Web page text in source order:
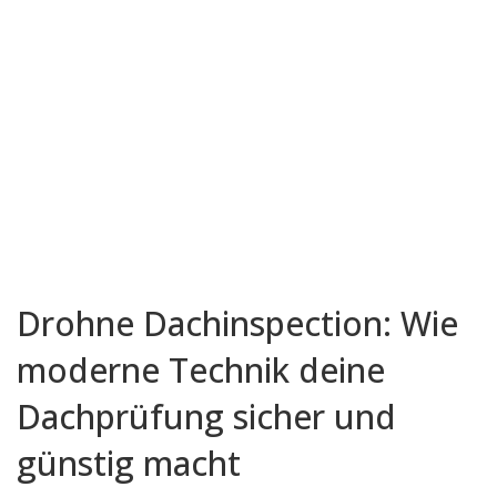
Drohne Dachinspection: Wie
moderne Technik deine
Dachprüfung sicher und
günstig macht